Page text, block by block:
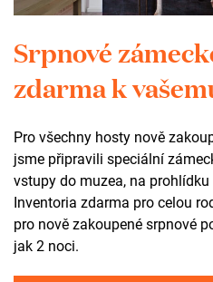
Kontakt
+420 602 565 309
tic@zamekzdar.cz
SOCIÁLNÍ SÍTĚ
Srpnové
zdarma k
Pro všechny hosty nově
jsme připravili speciální
vstupy do muzea, na
Inventoria zdarma pro celou
pro nově zakoupené srpnové
jak 2 noci.